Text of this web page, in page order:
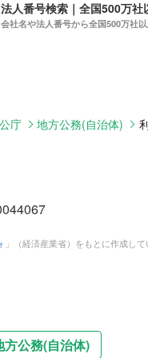
法人番号検索｜全国500万
会社名や法人番号から全国500万社
庁 地方公務(自治体)
」（経済産業省）をもとに作成して
方公務(自治体)